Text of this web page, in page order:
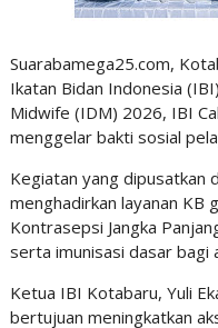
Suarabamega25.com,
Ikatan Bidan Indonesia
Midwife (IDM) 2026, IBI
menggelar bakti sosial
Kegiatan yang dipusatkan
menghadirkan layanan KB
Kontrasepsi Jangka
serta imunisasi dasar bagi
Ketua IBI Kotabaru, Yuli
bertujuan meningkatkan